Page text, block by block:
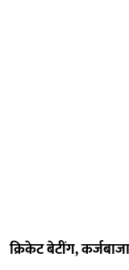
क्रिकेट बेटींग,